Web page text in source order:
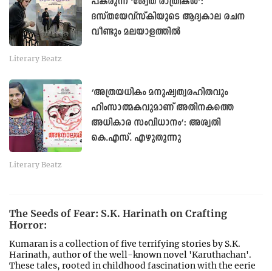
മനുഷ്യ മനസ്സിൽ ദുരൂഹമായി നിലനിൽക്കുന്ന
നാഗ പ്രതികാരത്തിന്റെ കേട്ടുകേൾവികളിൽ
നിന്ന് മെനഞ്ഞെടുത്ത പാമ്പു വേട്ടക്കാരനും,
നിസ്സഹായരായ മൂന്ന് ആത്മാക്കളെ
കണ്ടുമുട്ടിയ അനുഭവം വേട്ടയാടുന്ന കാവലും,
തന്റെ പ്രിയപ്പെട്ട ഇടം ഉപേക്ഷിച്ച് പോകാൻ
കഴിയാത്ത കുമരനുമെല്ലാം ഭീതി
അനുഭവങ്ങളുടെ വിത്തുകളിൽ നിന്ന് മുളച്ച
കഥകൾ ആണ്.
പകരുന്ന ‘ശ്വേത രാത്രികൾ’:
ദസ്തയേവ്സ്കിയുടെ ആദ്യകാല രചന